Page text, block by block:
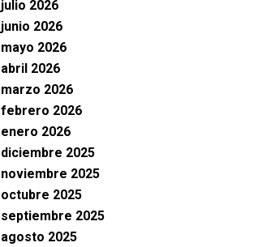
julio 2026
junio 2026
mayo 2026
abril 2026
marzo 2026
febrero 2026
enero 2026
diciembre 2025
noviembre 2025
octubre 2025
septiembre 2025
agosto 2025